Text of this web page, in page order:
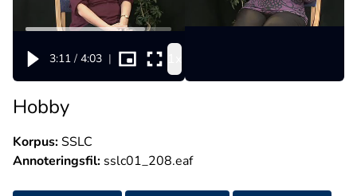
3:11 / 4:03 |
Hobby
Korpus:SSLC
Annoteringsfil: sslc01_208.eaf